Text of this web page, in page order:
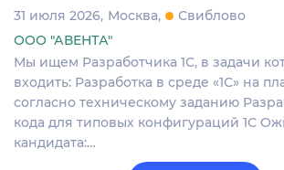
31 июля 2026 Москва
Свиблово
ООО "АВЕНТА"
Мы ищем Разработчика 1С, в задачи
входить: Разработка в среде «1С» на
согласно техническому заданию
кода для типовых конфигураций 1С
кандидата:…